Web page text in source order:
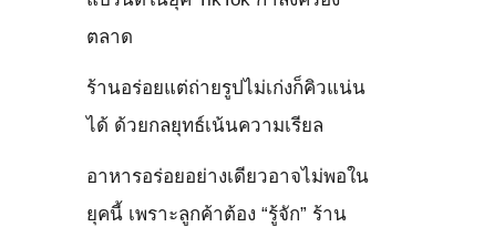
ตลาด
ร้านอร่อยแต่ถ่ายรูปไม่เก่งก็คิวแน่น
ได้ ด้วยกลยุทธ์เน้นความเรียล
อาหารอร่อยอย่างเดียวอาจไม่พอใน
ยุคนี้ เพราะลูกค้าต้อง “รู้จัก” ร้าน